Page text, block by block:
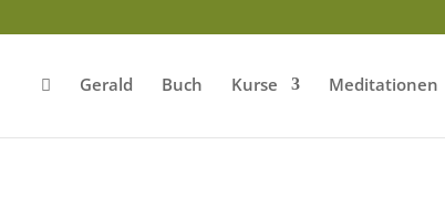
Gerald Buch Kurse Meditationen